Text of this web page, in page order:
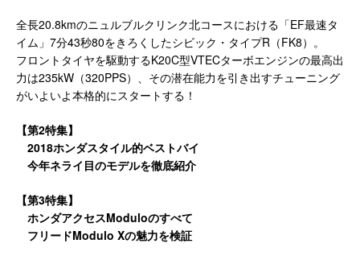
全長20.8kmのニュルブルクリンク北コースにおける「EF最速タ
イム」7分43秒80をきろくしたシビック・タイプR（FK8）。
フロントタイヤを駆動するK20C型VTECターボエンジンの最高出
力は235kW（320PPS）、その潜在能力を引き出すチューニング
がいよいよ本格的にスタートする！
【第2特集】
2018ホンダスタイル的ベストバイ
今年ネライ目のモデルを徹底紹介
【第3特集】
ホンダアクセスModuloのすべて
フリードModulo Xの魅力を検証